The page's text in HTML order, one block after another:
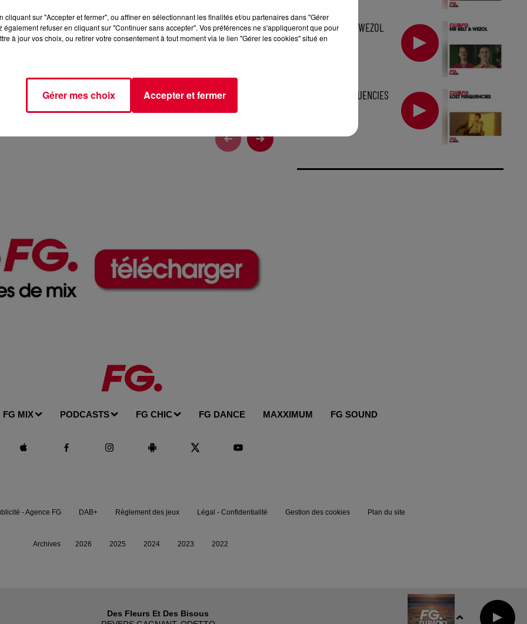
rave et tech-house
MIX : MR BELT & WEZOL
MIX : LOST FREQUENCIES
FG MIX PODCASTS FG CHIC FG DANCE MAXXIMUM FG SOUND
Des Fleurs Et Des Bisous
- Agence FG DAB+ Règlement des jeux Légal - Confidentialité Gestion des cookies Plan du site
Archives 2026 2025 2024 2023 2022
cliquant sur "Accepter et fermer", ou affiner en sélectionnant les finalités et/ou partenaires dans "Gérer
également refuser en cliquant sur "Continuer sans accepter". Vos préférences ne s'appliqueront que pour
à jour vos choix, ou retirer votre consentement à tout moment via le lien "Gérer les cookies" situé en
Gérer mes choix Accepter et fermer